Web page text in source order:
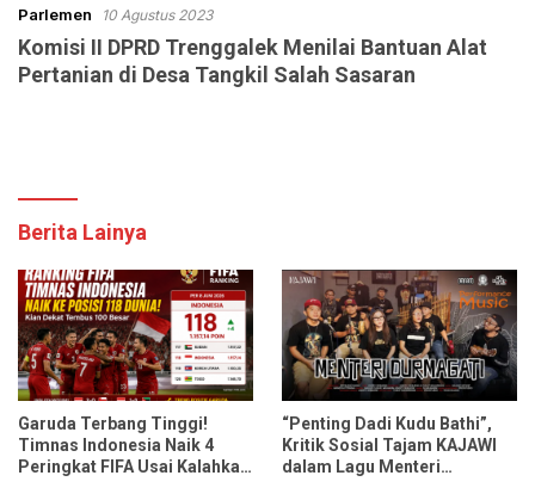
Parlemen 10 Agustus 2023
Komisi II DPRD Trenggalek Menilai Bantuan Alat
Pertanian di Desa Tangkil Salah Sasaran
Berita Lainya
Garuda Terbang Tinggi!
Timnas Indonesia Naik 4
Peringkat FIFA Usai Kalahkan
“Penting Dadi Kudu Bathi”,
Kritik Sosial Tajam KAJAWI
dalam Lagu Menteri